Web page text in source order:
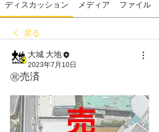
ディスカッション メディア ファイル
戻る
大城 大地
2023年7月10日
㊗️売済